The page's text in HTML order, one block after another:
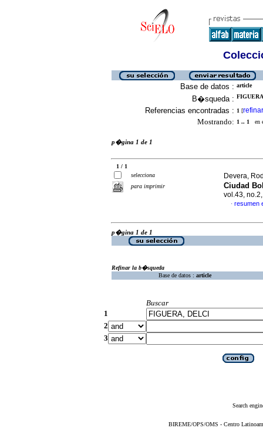
Base de datos : article
B�squeda :
Referencias encontradas : 1 [refinar
Mostrando: 1 .. 1 en
p�gina 1 de 1
1 / 1
selecciona
para imprimir
Devera,
Ciudad
vol.43,
· resumen
p�gina 1 de 1
Refinar la b�squeda
Base de datos : article
Buscar
1
2
3
Search
BIREME/OPS/OMS - Centro